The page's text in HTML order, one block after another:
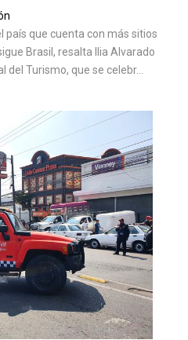
país que cuenta con más sitios
Brasil, resalta Ilia Alvarado
Turismo, que se celebr...